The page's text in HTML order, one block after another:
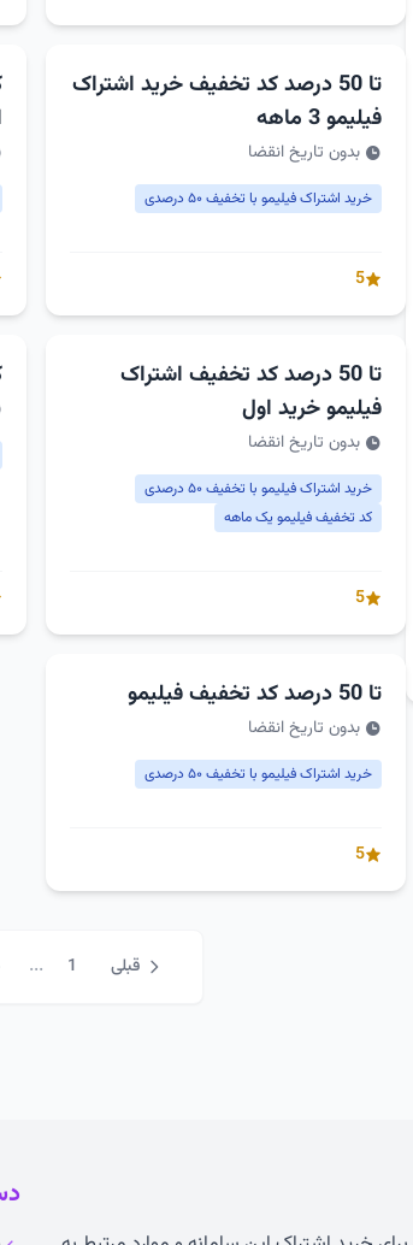
تا 50 درصد کد تخفیف خرید اشتراک
فیلیمو 3 ماهه
بدون تاریخ انقضا
خرید اشتراک فیلیمو با تخفیف ۵۰ درصدی
5
تا 50 درصد کد تخفیف اشتراک
فیلیمو خرید اول
بدون تاریخ انقضا
خرید اشتراک فیلیمو با تخفیف ۵۰ درصدی
کد تخفیف فیلیمو یک ماهه
5
تا 50 درصد کد تخفیف فیلیمو
بدون تاریخ انقضا
خرید اشتراک فیلیمو با تخفیف ۵۰ درصدی
5
قبلی 1
...